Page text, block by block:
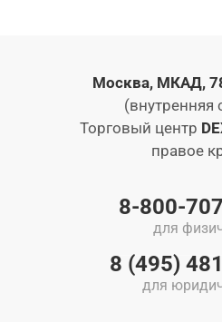
Москва, МКАД,
(внутренняя
Торговый центр
правое
8-800-
для
8 (495)
для